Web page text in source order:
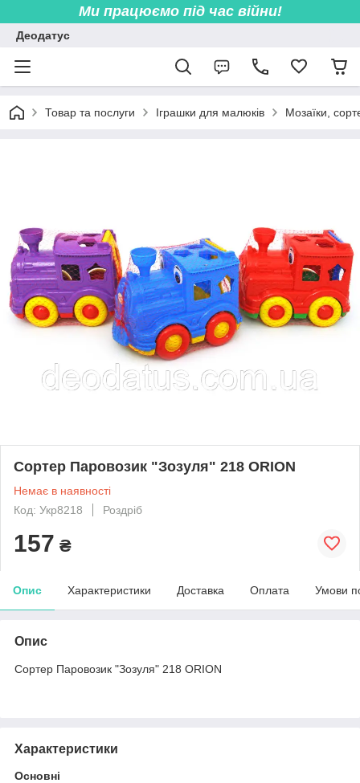
Ми працюємо під час війни!
Деодатус
Товар та послуги Іграшки для малюків Мозаїки,
Сортер Паровозик "Зозуля" 218 ORION
Немає в наявності
Код: Укр8218
Роздріб
157 ₴
Опис Характеристики Доставка Оплата Умови
Опис
Сортер Паровозик "Зозуля" 218 ORION
Характеристики
Основні